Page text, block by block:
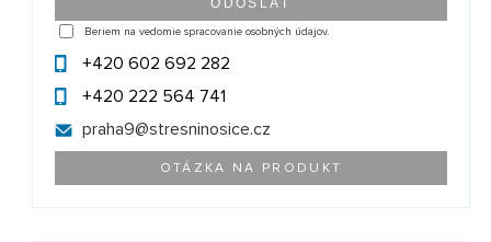
Beriem na vedomie spracovanie osobných údajov.
+420 602 692 282
+420 222 564 741
praha9@stresninosice.cz
OTÁZKA NA PRODUKT